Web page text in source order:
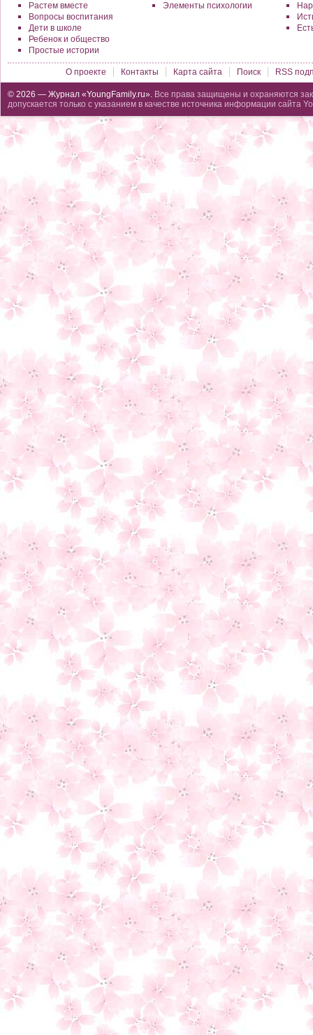
Растем вместе
Вопросы воспитания
Дети в школе
Ребенок и общество
Простые истории
Элементы психологии
О проекте Контакты Карта сайта Поиск RSS
© 2026 — Журнал «YoungFamily.ru». Все права защищены и охраняются
допускается только с указанием в качестве источника информации сайта